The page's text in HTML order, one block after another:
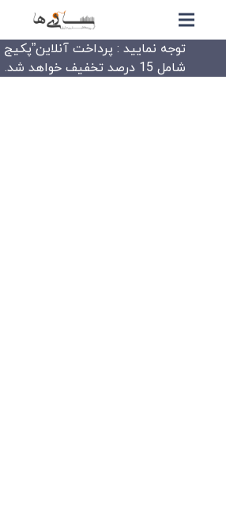
توجه نمایید : پرداخت
شامل 15 درصد تخفیف خواهد شد.